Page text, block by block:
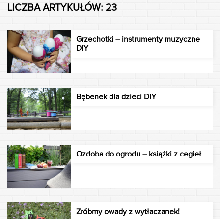
LICZBA ARTYKUŁÓW: 23
Grzechotki – instrumenty muzyczne
DIY
Bębenek dla dzieci DIY
Ozdoba do ogrodu – książki z cegieł
Zróbmy owady z wytłaczanek!